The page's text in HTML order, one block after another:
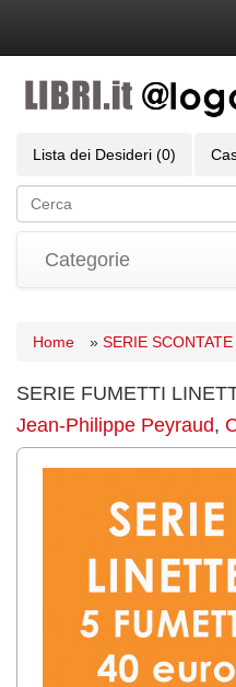
Lista dei Desideri (0)
Categorie
Home » SERIE SCONTATE
SERIE FUMETTI
Jean-Philippe Peyraud,